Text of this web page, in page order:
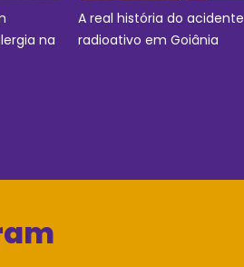
na
A real história do acidente
radioativo em Goiânia